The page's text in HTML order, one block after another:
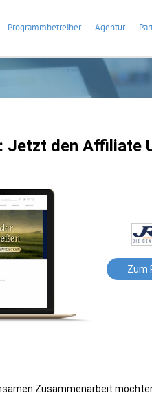
Programmbetreiber Agentur
Jetzt den Affiliate
Zum
Zusammenarbeit